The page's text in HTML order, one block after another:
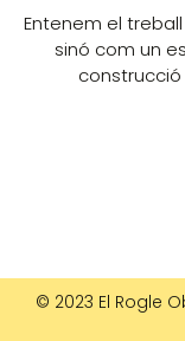
Entenem el
sinó com un
© 2023 El Rogle